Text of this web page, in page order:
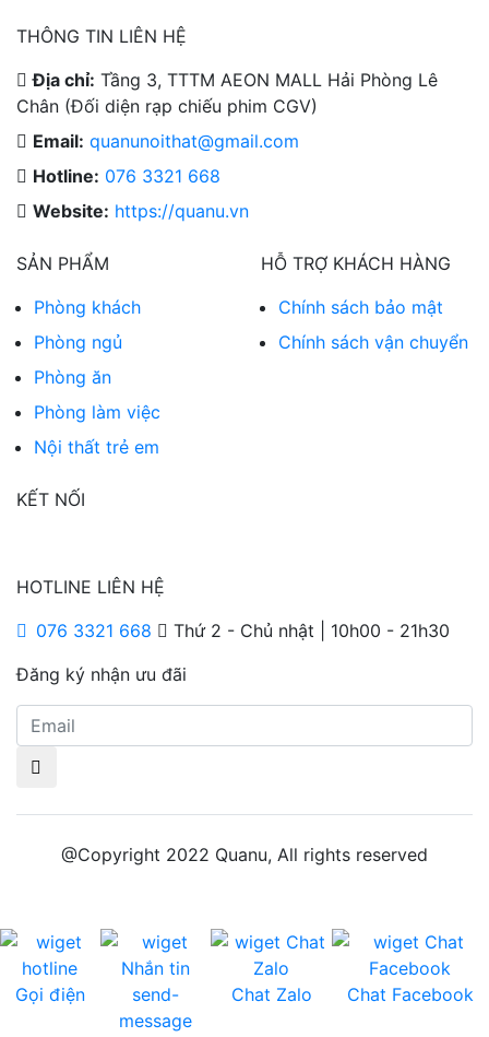
THÔNG TIN LIÊN HỆ
Địa chỉ: Tầng 3, TTTM AEON MALL Hải Phòng Lê
Chân (Đối diện rạp chiếu phim CGV)
Email: quanunoithat@gmail.com
Hotline: 076 3321 668
Website: https://quanu.vn
SẢN PHẨM
Phòng khách
Phòng ngủ
Phòng ăn
Phòng làm việc
Nội thất trẻ em
HỖ TRỢ KHÁCH HÀNG
Chính sách bảo mật
Chính sách vận chuyển
KẾT NỐI
HOTLINE LIÊN HỆ
076 3321 668
Thứ 2 - Chủ nhật | 10h00 - 21h30
Đăng ký nhận ưu đãi
@Copyright 2022 Quanu, All rights reserved
Gọi điện
send-
message
Chat Zalo Chat Facebook